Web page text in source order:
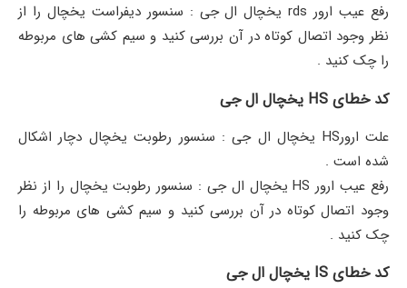
رفع عیب ارور rds یخچال ال جی : سنسور دیفراست یخچال را از
نظر وجود اتصال کوتاه در آن بررسی کنید و سیم کشی های مربوطه
را چک کنید .
کد خطای HS یخچال ال جی
علت ارورHS یخچال ال جی : سنسور رطوبت یخچال دچار اشکال
شده است ‌.
رفع عیب ارور HS یخچال ال جی : سنسور رطوبت یخچال را از نظر
وجود اتصال کوتاه در آن بررسی کنید و سیم کشی های مربوطه را
چک کنید .
کد خطای IS یخچال ال جی